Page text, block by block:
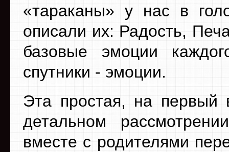
«тараканы» у нас в
описали их: Радость,
базовые эмоции
спутники - эмоции.
Эта простая, на первый
детальном
вместе с родителями